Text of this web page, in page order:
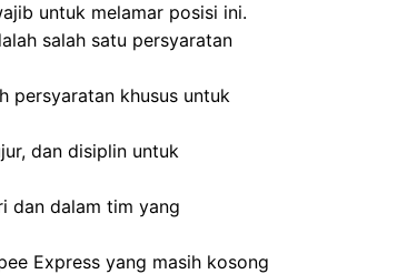
untuk melamar posisi ini.
salah satu persyaratan
persyaratan khusus untuk
dan disiplin untuk
dan dalam tim yang
Express yang masih kosong